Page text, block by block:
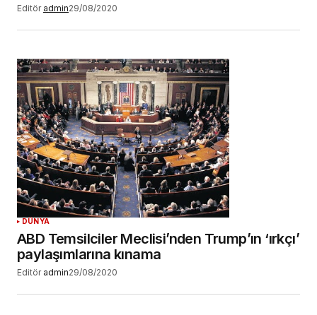
Editör admin29/08/2020
DÜNYA
ABD Temsilciler Meclisi’nden Trump’ın ‘ırkçı’
paylaşımlarına kınama
Editör admin29/08/2020